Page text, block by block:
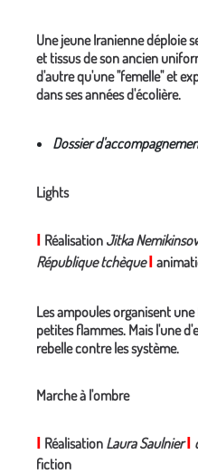
Une jeune Iranienne déploie
et tissus de son ancien
d'autre qu'une "femelle" et
dans ses années d'écolière.
Dossier
Lights
Réalisation Jitka
République tchèque
Les ampoules organisent
petites flammes. Mais l'une
rebelle contre les système.
Marche à l'ombre
Réalisation Laura Saulnier
fiction